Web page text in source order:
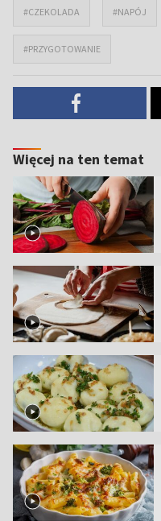
#CZEKOLADA #NAPÓJ
#PRZYGOTOWANIE
Więcej na ten temat